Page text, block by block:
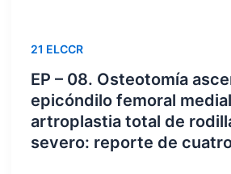
21 ELCCR
EP – 08. Osteotomía
epicóndilo femoral
artroplastia total de
severo: reporte de